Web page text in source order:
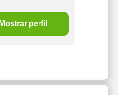
Mostrar perfil